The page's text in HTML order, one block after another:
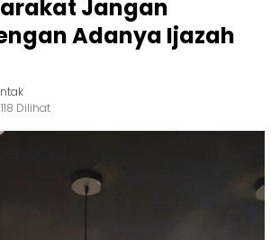
Jangan
Adanya Ijazah
118 Dilihat